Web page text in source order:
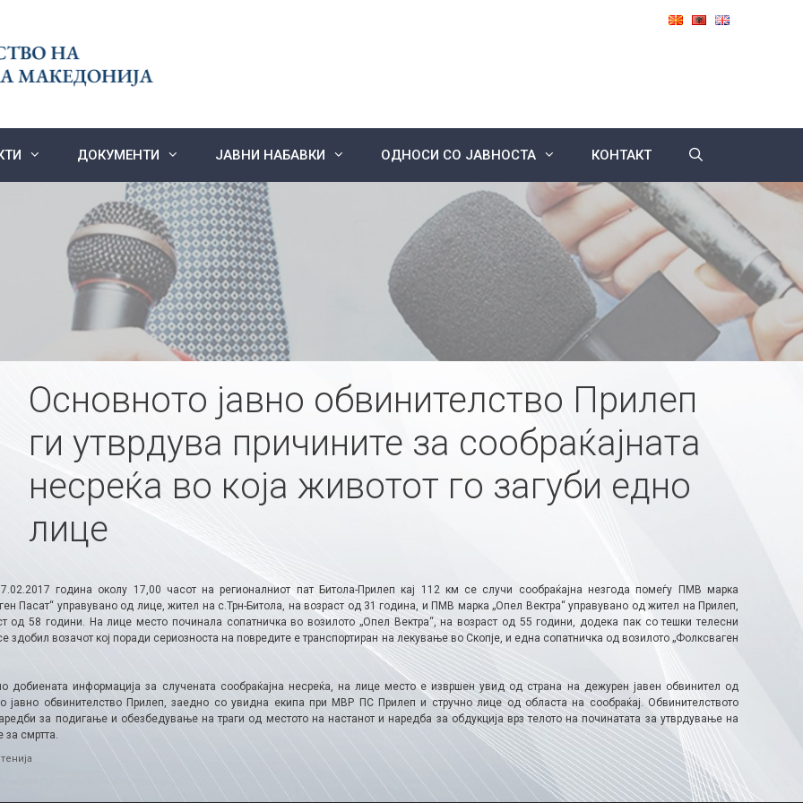
ДОКУМЕНТИ ЈАВНИ НАБАВКИ ОДНОСИ СО ЈАВНОСТА КОНТАКТ
Основното јавно обвинителство Прилеп
ги утврдува причините за сообраќајната
несреќа во која животот го загуби едно
лице
година околу 17,00 часот на регионалниот пат Битола-Прилеп кај 112 км се случи сообраќајна незгода помеѓу ПМВ марка
Пасат“ управувано од лице, жител на с.Трн-Битола, на возраст од 31 година, и ПМВ марка „Опел Вектра“ управувано од жител на Прилеп,
од 58 години. На лице место починала сопатничка во возилото „Опел Вектра“, на возраст од 55 години, додека пак со тешки телесни
здобил возачот кој поради сериозноста на повредите е транспортиран на лекување во Скопје, и една сопатничка од возилото „Фолксваген
добиената информација за случената сообраќајна несреќа, на лице место е извршен увид од страна на дежурен јавен обвинител од
јавно обвинителство Прилеп, заедно со увидна екипа при МВР ПС Прилеп и стручно лице од областа на сообраќај. Обвинителството
за подигање и обезбедување на траги од местото на настанот и наредба за обдукција врз телото на починатата за утврдување на
за смртта.